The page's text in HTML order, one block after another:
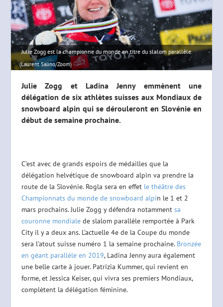
Julie Zogg est la championne du monde en titre du slalom parallèle.
(Laurent Salino/Zoom)
Julie Zogg et Ladina Jenny emmènent une
délégation de six athlètes suisses aux Mondiaux de
snowboard alpin qui se dérouleront en Slovénie en
début de semaine prochaine.
C’est avec de grands espoirs de médailles que la
délégation helvétique de snowboard alpin va prendre la
route de la Slovénie. Rogla sera en effet le théâtre des
Championnats du monde de snowboard alpin le 1 et 2
mars prochains. Julie Zogg y défendra notamment sa
couronne mondialede slalom parallèle remportée à Park
City il y a deux ans. L’actuelle 4e de la Coupe du monde
sera l’atout suisse numéro 1 la semaine prochaine. Bronzée
en géant parallèle en 2019, Ladina Jenny aura également
une belle carte à jouer. Patrizia Kummer, qui revient en
forme, et Jessica Keiser, qui vivra ses premiers Mondiaux,
complètent la délégation féminine.